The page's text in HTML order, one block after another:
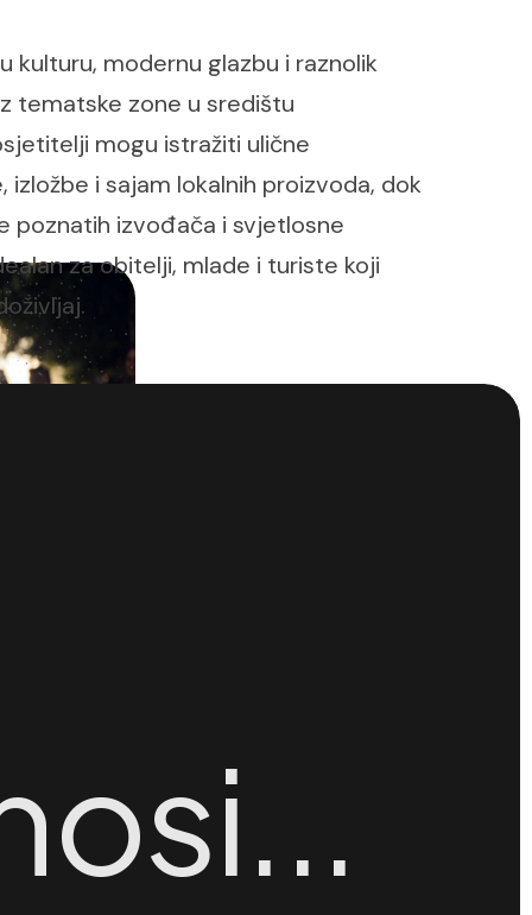
kulturu, modernu glazbu i raznolik
tematske zone u središtu
mogu istražiti ulične
izložbe i sajam lokalnih proizvoda, dok
poznatih izvođača i svjetlosne
za obitelji, mlade i turiste koji